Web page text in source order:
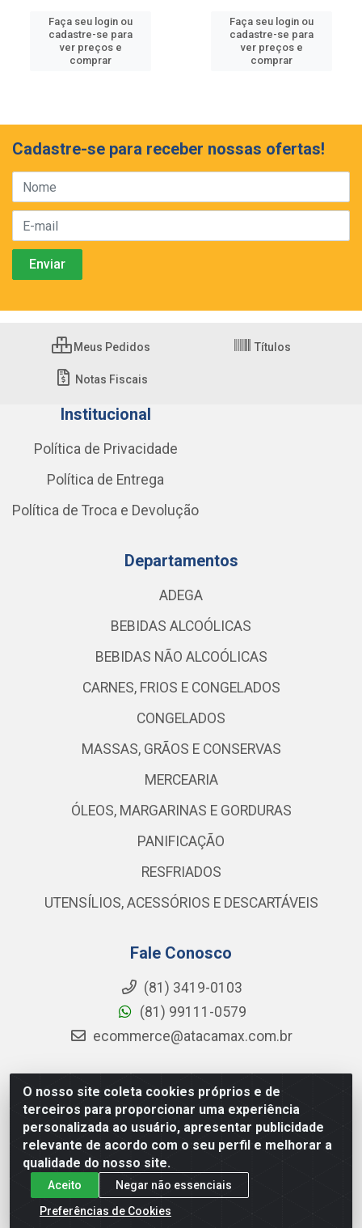
Faça seu login ou
cadastre-se para
ver preços e
comprar
Faça seu login ou
cadastre-se para
ver preços e
comprar
O nosso site coleta cookies próprios e de
terceiros para proporcionar uma experiência
personalizada ao usuário, apresentar publicidade
relevante de acordo com o seu perfil e melhorar a
qualidade do nosso site.
Aceito
Negar não essenciais
Preferências de Cookies
Cadastre-se para receber nossas ofertas!
Meus Pedidos Títulos
Notas Fiscais
Institucional
Política de Privacidade
Política de Entrega
Política de Troca e Devolução
Departamentos
ADEGA
BEBIDAS ALCOÓLICAS
BEBIDAS NÃO ALCOÓLICAS
CARNES, FRIOS E CONGELADOS
CONGELADOS
MASSAS, GRÃOS E CONSERVAS
MERCEARIA
ÓLEOS, MARGARINAS E GORDURAS
PANIFICAÇÃO
RESFRIADOS
UTENSÍLIOS, ACESSÓRIOS E DESCARTÁVEIS
Fale Conosco
(81) 3419-0103
(81) 99111-0579
ecommerce@atacamax.com.br
Atacamax Importadora de Alimentos LTDA - RODOVIA BR-
101 - SUL, KM 79,60 GP E GALPAO:D - Muribeca, Jaboatão dos
Guararapes - PE, 54355-010 - CNPJ 08.305.623/0001-84